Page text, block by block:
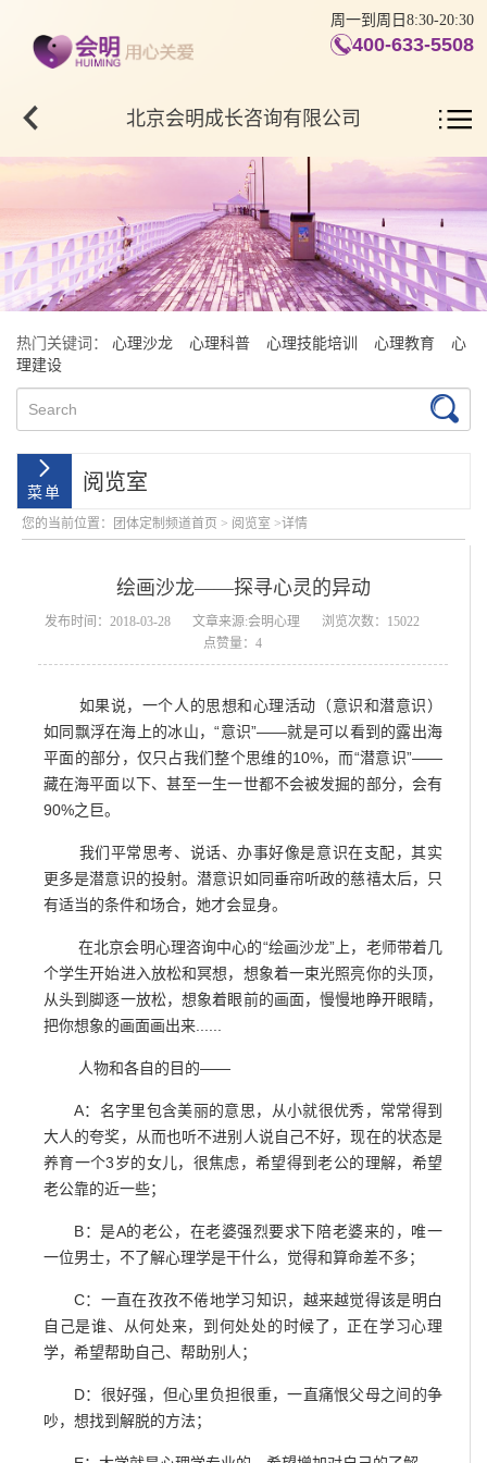
周一到周日8:30-20:30
400-633-5508
北京会明成长咨询有限公司
热门关键词： 心理沙龙 心理科普 心理技能培训 心理教育
心
理建设
阅览室
您的当前位置： 团体定制频道首页 > 阅览室 >详情
绘画沙龙——探寻心灵的异动
发布时间：2018-03-28 文章来源:会明心理
浏览次数：15022
点赞量：4
如果说，一个人的思想和心理活动（意识和潜意识）
如同飘浮在海上的冰山，“意识”——就是可以看到的露出海
平面的部分，仅只占我们整个思维的10%，而“潜意识”——
藏在海平面以下、甚至一生一世都不会被发掘的部分，会有
90%之巨。
我们平常思考、说话、办事好像是意识在支配，其实
更多是潜意识的投射。潜意识如同垂帘听政的慈禧太后，只
有适当的条件和场合，她才会显身。
在北京会明心理咨询中心的“绘画沙龙”上，老师带着几
个学生开始进入放松和冥想，想象着一束光照亮你的头顶，
从头到脚逐一放松，想象着眼前的画面，慢慢地睁开眼睛，
把你想象的画面画出来......
人物和各自的目的——
A：名字里包含美丽的意思，从小就很优秀，常常得到
大人的夸奖，从而也听不进别人说自己不好，现在的状态是
养育一个3岁的女儿，很焦虑，希望得到老公的理解，希望
老公靠的近一些；
B：是A的老公，在老婆强烈要求下陪老婆来的，唯一
一位男士，不了解心理学是干什么，觉得和算命差不多；
C：一直在孜孜不倦地学习知识，越来越觉得该是明白
自己是谁、从何处来，到何处处的时候了，正在学习心理
学，希望帮助自己、帮助别人；
D：很好强，但心里负担很重，一直痛恨父母之间的争
吵，想找到解脱的方法；
院简介 会明大事记